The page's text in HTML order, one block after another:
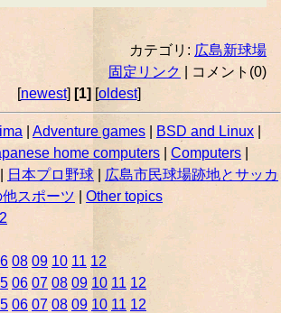
カテゴリ: 広島新球場
固定リンク
| コメント(0)
[newest] [1] [oldest]
Adventure games BSD and Linux
home computers
Computers
日本プロ野球
広島市民球場跡地とサッカ
他スポーツ
Other topics
08 09 10 11 12
06 07 08 09 10 11 12
06 07 08 09 10 11 12